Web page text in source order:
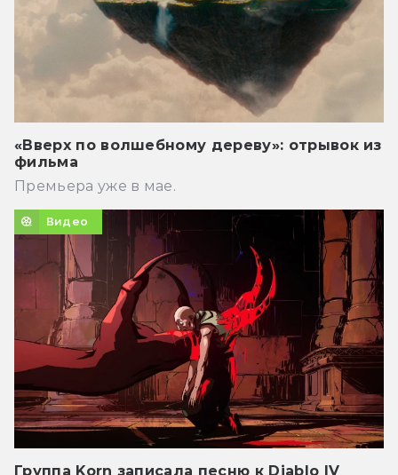
«Вверх по волшебному дереву»: отрывок из
фильма
Премьера уже в мае.
Видео
Группа Korn записала песню к Diablo IV